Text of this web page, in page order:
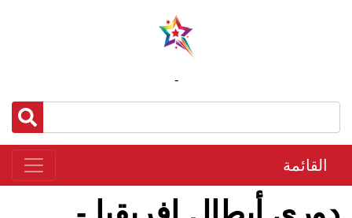
-
القائمة